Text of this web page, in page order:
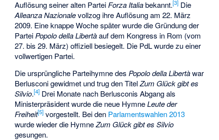
Auflösung seiner alten Partei Forza Italiabekannt.[3] Die
Alleanza Nazionalevollzog ihre Auflösung am 22. März
2009. Eine knappe Woche später wurde die Gründung der
Partei Popolo della Libertàauf dem Kongress in Rom (vom
27. bis 29. März) offiziell besiegelt. Die PdL wurde zu einer
vollwertigen Partei.
Die ursprüngliche Parteihymne des Popolo della Libertàwar
Berlusconi gewidmet und trug den TitelZum Glück gibt es
Silvio.[4] Drei Monate nach Berlusconis Abgang als
Ministerpräsident wurde die neue HymneLeute der
Freiheit[5] vorgestellt. Bei den Parlamentswahlen 2013
wurde wieder die HymneZum Glück gibt es Silvio
gesungen.